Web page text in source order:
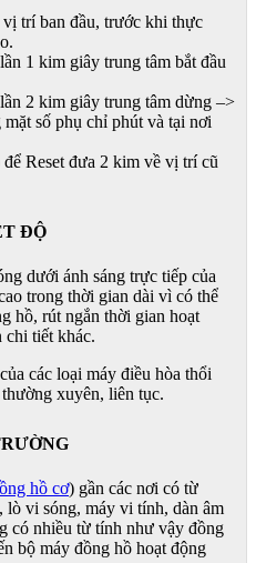
trí ban đầu, trước khi thực
1 kim giây trung tâm bắt đầu
2 kim giây trung tâm dừng –>
số phụ chỉ phút và tại nơi
Reset đưa 2 kim về vị trí cũ
ĐỘ
dưới ánh sáng trực tiếp của
trong thời gian dài vì có thể
hồ, rút ngắn thời gian hoạt
chi tiết khác.
các loại máy điều hòa thổi
xuyên, liên tục.
hồ cơ) gần các nơi có từ
vi sóng, máy vi tính, dàn âm
có nhiều từ tính như vậy đồng
bộ máy đồng hồ hoạt động